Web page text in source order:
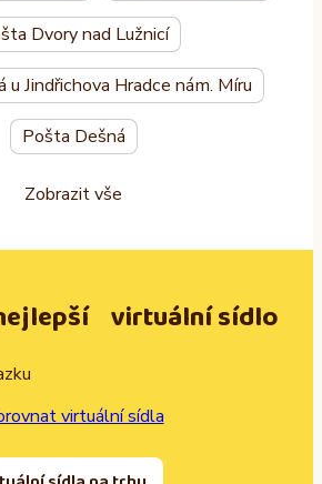
Dvory nad Lužnicí
Jindřichova Hradce nám. Míru
Pošta Dešná
Zobrazit vše
virtuální sídlo
virtuální sídla